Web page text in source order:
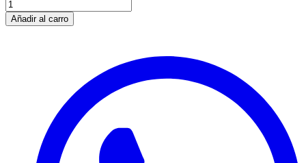
Añadir al carro